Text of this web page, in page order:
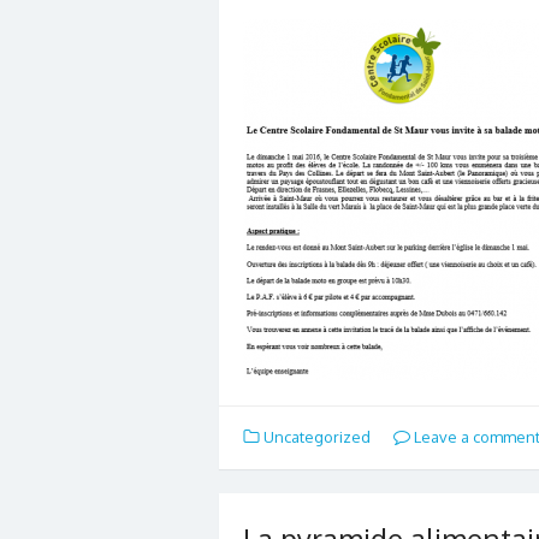
Uncategorized Leave a comment